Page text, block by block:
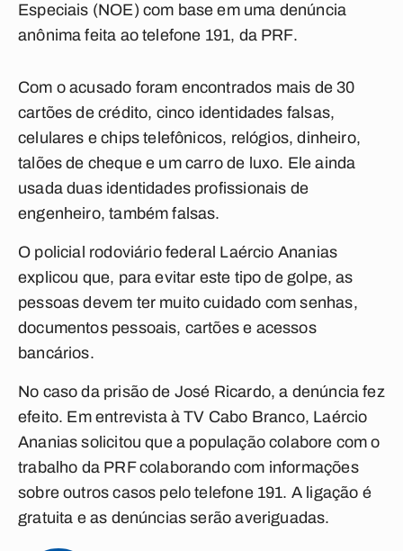
Especiais (NOE) com base em uma denúncia
anônima feita ao telefone 191, da PRF.
Com o acusado foram encontrados mais de 30
cartões de crédito, cinco identidades falsas,
celulares e chips telefônicos, relógios, dinheiro,
talões de cheque e um carro de luxo. Ele ainda
usada duas identidades profissionais de
engenheiro, também falsas.
O policial rodoviário federal Laércio Ananias
explicou que, para evitar este tipo de golpe, as
pessoas devem ter muito cuidado com senhas,
documentos pessoais, cartões e acessos
bancários.
No caso da prisão de José Ricardo, a denúncia fez
efeito. Em entrevista à TV Cabo Branco, Laércio
Ananias solicitou que a população colabore com o
trabalho da PRF colaborando com informações
sobre outros casos pelo telefone 191. A ligação é
gratuita e as denúncias serão averiguadas.